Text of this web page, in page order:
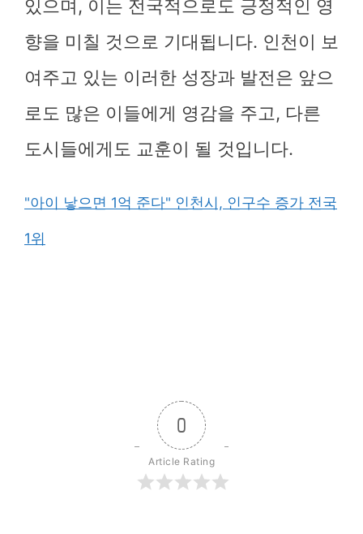
있으며, 이는 전국적으로도 긍정적인 영
향을 미칠 것으로 기대됩니다. 인천이 보
여주고 있는 이러한 성장과 발전은 앞으
로도 많은 이들에게 영감을 주고, 다른
도시들에게도 교훈이 될 것입니다.
"아이 낳으면 1억 준다" 인천시, 인구수 증가 전국
1위
0
Article Rating